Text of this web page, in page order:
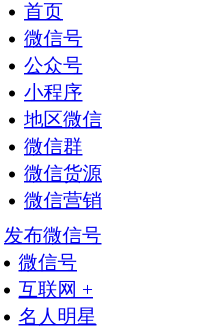
首页
微信号
公众号
小程序
地区微信
微信群
微信货源
微信营销
发布微信号
微信号
互联网 +
名人明星